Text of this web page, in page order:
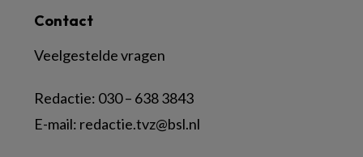
Contact
Veelgestelde vragen
Redactie: 030 – 638 3843
E-mail: redactie.tvz@bsl.nl